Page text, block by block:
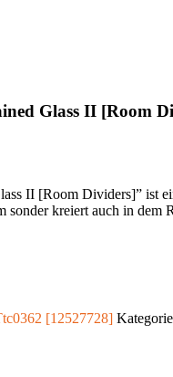
Glass II [Room
II [Room Dividers]” ist
sonder kreiert auch in dem
[12527728]